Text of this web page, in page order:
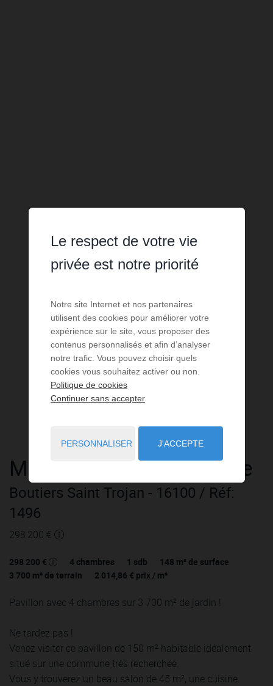
Maison 5 piècesà vendre
Boutiers Saint Trojan - 16100 / Réf:
1496
298 200 €
298 200 € 4 chambres 1 sdb 148 m² de surface
3 700 m² de terrain 2 014,86 € prix / m²
Pavillon avec 4 chambres sur 3 700 m² de jardin !
Ne tardez pas !
Venez visiter ce pavillon de 150 m² habitable idéalement
situé sur une commune très recherchée.
Vous y trouverez un beau salon de 45 m², une cuisine
Le respect de votre vie
privée est notre priorité
Notre site Internet et nos partenaires
utilisent des cookies pour améliorer votre
expérience sur le site, vous proposer des
contenus personnalisés et afin d’analyser
notre trafic. Vous pouvez choisir quels
cookies vous souhaitez activer ou non.
Politique de cookies
Continuer sans accepter
PERSONNALISER J'ACCEPTE